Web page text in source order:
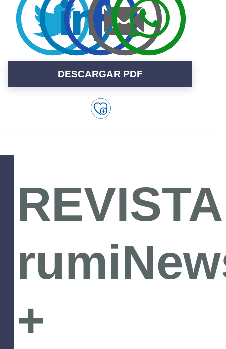
DESCARGAR PDF
REVISTA
+